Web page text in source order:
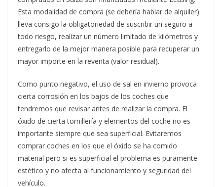
Esta modalidad de compra (se debería hablar de alquiler)
lleva consigo la obligatoriedad de suscribir un seguro a
todo riesgo, realizar un número limitado de kilómetros y
entregarlo de la mejor manera posible para recuperar un
mayor importe en la reventa (valor residual).
Como punto negativo, el uso de sal en invierno provoca
cierta corrosión en los bajos de los coches que
tendremos que revisar antes de realizar la compra. El
óxido de cierta tornillería y elementos del coche no es
importante siempre que sea superficial. Evitaremos
comprar coches en los que el óxido se ha comido
material pero si es superficial el problema es puramente
estético y no afecta al funcionamiento y seguridad del
vehículo.